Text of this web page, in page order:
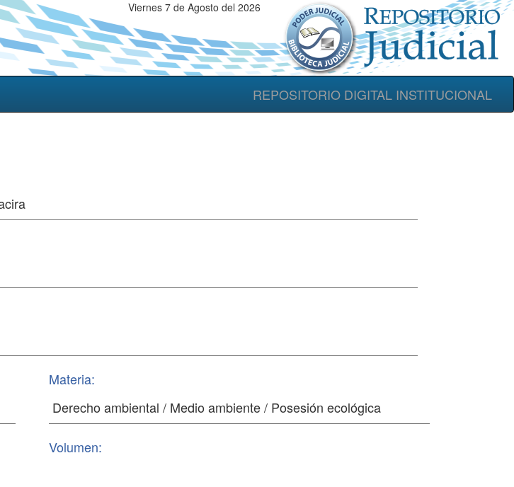
Viernes 7 de Agosto del 2026
REPOSITORIO DIGITAL INSTITUCIONAL
Materia:
Volumen: